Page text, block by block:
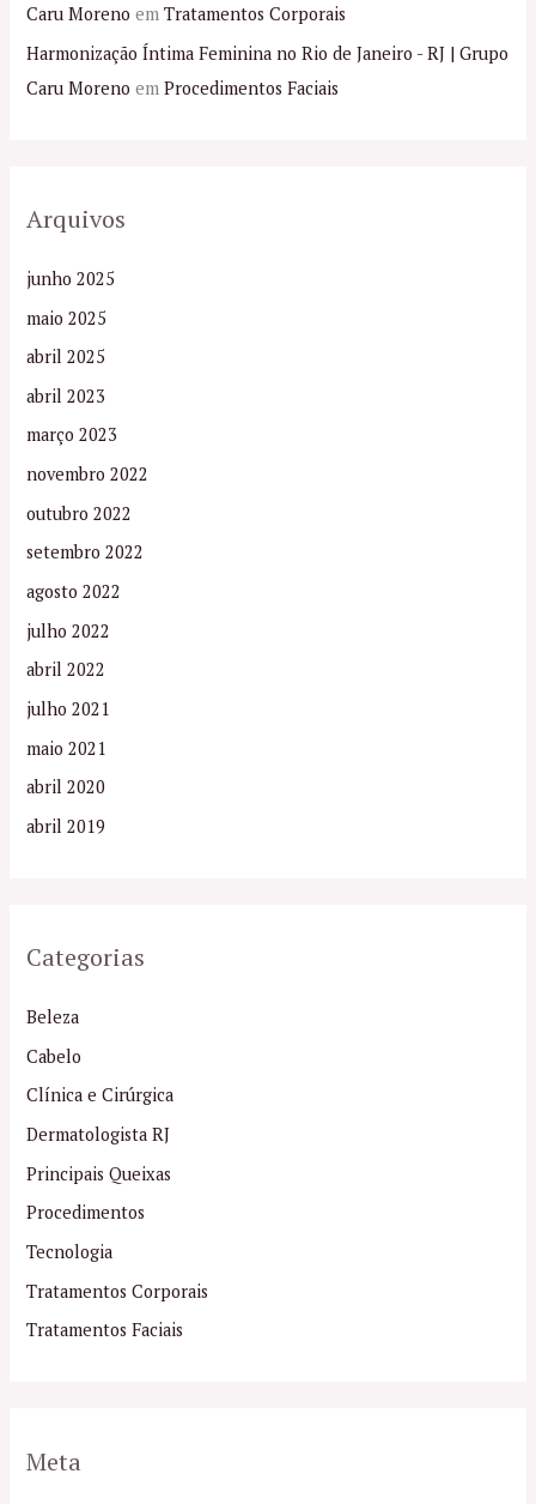
Caru Moreno emTratamentos Corporais
Harmonização Íntima Feminina no Rio de Janeiro - RJ | Grupo
Caru Moreno emProcedimentos Faciais
Arquivos
junho 2025
maio 2025
abril 2025
abril 2023
março 2023
novembro 2022
outubro 2022
setembro 2022
agosto 2022
julho 2022
abril 2022
julho 2021
maio 2021
abril 2020
abril 2019
Categorias
Beleza
Cabelo
Clínica e Cirúrgica
Dermatologista RJ
Principais Queixas
Procedimentos
Tecnologia
Tratamentos Corporais
Tratamentos Faciais
Meta